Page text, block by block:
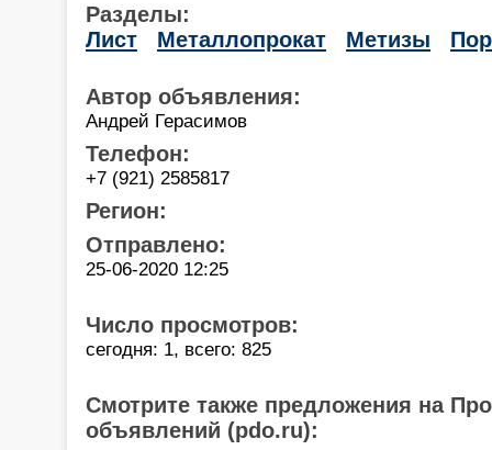
Разделы:
Лист
Металлопрокат Метизы
Автор объявления:
Андрей Герасимов
Телефон:
+7 (921) 2585817
Регион:
Отправлено:
25-06-2020 12:25
Число просмотров:
сегодня: 1, всего: 825
Смотрите также предложения на
объявлений (pdo.ru):